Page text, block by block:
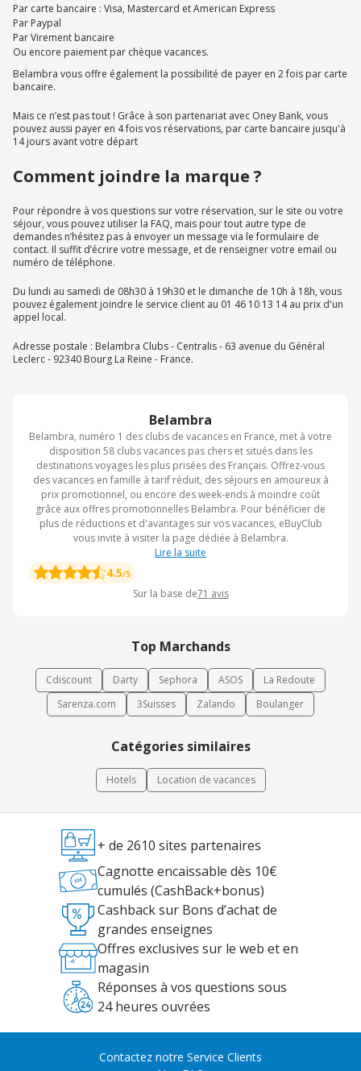
Belambra
Belambra, numéro 1 des clubs de vacances en France, met à votre
disposition 58 clubs vacances pas chers et situés dans les
destinations voyages les plus prisées des Français. Offrez-vous
des vacances en famille à tarif réduit, des séjours en amoureux à
prix promotionnel, ou encore des week-ends à moindre coût
grâce aux offres promotionnelles Belambra. Pour bénéficier de
plus de réductions et d'avantages sur vos vacances, eBuyClub
vous invite à visiter la page dédiée à Belambra.
Lire la suite
4.5/5
Sur la base de71 avis
Top Marchands
Cdiscount Darty Sephora ASOS
La Redoute
Sarenza.com
3Suisses Zalando Boulanger
Catégories similaires
Hotels Location de vacances
Par carte bancaire : Visa, Mastercard et American Express
Par Paypal
Par Virement bancaire
Ou encore paiement par chèque vacances.
Belambra vous offre également la possibilité de payer en 2 fois par carte
bancaire.
Mais ce n’est pas tout ! Grâce à son partenariat avec Oney Bank, vous
pouvez aussi payer en 4 fois vos réservations, par carte bancaire jusqu'à
14 jours avant votre départ
Comment joindre la marque ?
Pour répondre à vos questions sur votre réservation, sur le site ou votre
séjour, vous pouvez utiliser la FAQ, mais pour tout autre type de
demandes n’hésitez pas à envoyer un message via le formulaire de
contact. Il suffit d’écrire votre message, et de renseigner votre email ou
numéro de téléphone.
Du lundi au samedi de 08h30 à 19h30 et le dimanche de 10h à 18h, vous
pouvez également joindre le service client au 01 46 10 13 14 au prix d'un
appel local.
Adresse postale : Belambra Clubs - Centralis - 63 avenue du Général
Leclerc - 92340 Bourg La Reine - France.
+ de 2610 sites partenaires
Cagnotte encaissable dès 10€
cumulés (CashBack+bonus)
Cashback sur Bons d’achat de
grandes enseignes
Offres exclusives sur le web et en
magasin
Réponses à vos questions sous
24 heures ouvrées
Contactez notre Service Clients